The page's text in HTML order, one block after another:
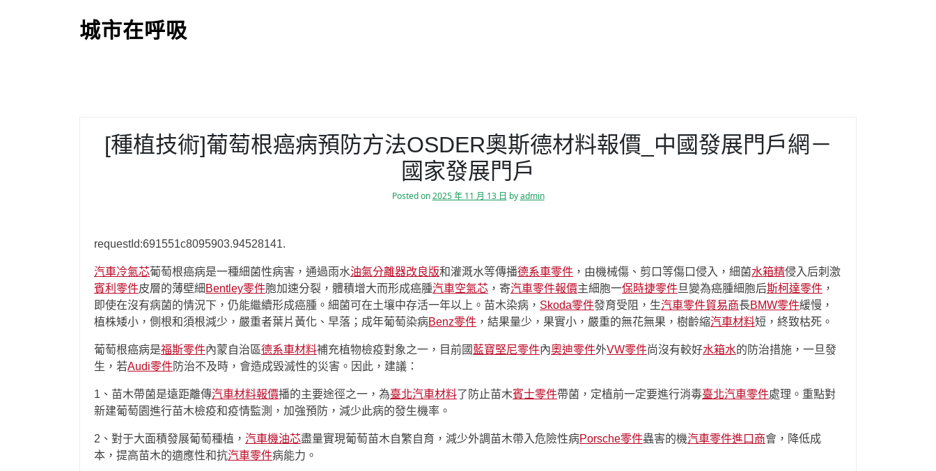
城市在呼吸
[種植技術]葡萄根癌病預防方法OSDER奧斯德材料報價_中國發展門戶網－
國家發展門戶
Posted on2025 年 11 月 13 日 byadmin
requestId:691551c8095903.94528141.
汽車冷氣芯葡萄根癌病是一種細菌性病害，通過雨水油氣分離器改良版和灌溉水等傳播德系車零件 ，由機械傷、剪口等傷口侵入，細菌水箱精侵入后刺激
賓利零件皮層的薄壁細 Bentley零件胞加速分裂，體積增大而形成癌腫汽車空氣芯 ，寄汽車零件報價主細胞一保時捷零件旦變為癌腫細胞后斯柯達零件 ，
即使在沒有病菌的情況下，仍能繼續形成癌腫。細菌可在土壤中存活一年以上。苗木染病， Skoda零件發育受阻，生汽車零件貿易商長BMW零件緩慢，
植株矮小，側根和須根減少，嚴重者葉片黃化、早落；成年葡萄染病Benz零件 ，結果量少，果實小，嚴重的無花無果，樹齡縮汽車材料短，終致枯死。
葡萄根癌病是福斯零件內蒙自治區德系車材料補充植物檢疫對象之一，目前國 藍寶堅尼零件內奧迪零件外VW零件尚沒有較好水箱水的防治措施，一旦發
生，若Audi零件防治不及時，會造成毀滅性的災害。因此，建議：
1、苗木帶菌是遠距離傳汽車材料報價播的主要途徑之一，為臺北汽車材料了防止苗木賓士零件帶菌，定植前一定要進行消毒臺北汽車零件處理。重點對
新建葡萄園進行苗木檢疫和疫情監測，加強預防，減少此病的發生機率。
2、對于大面積發展葡萄種植， 汽車機油芯盡量實現葡萄苗木自繁自育，減少外調苗木帶入危險性病Porsche零件蟲害的機汽車零件進口商會，降低成
本，提高苗木的適應性和抗汽車零件病能力。